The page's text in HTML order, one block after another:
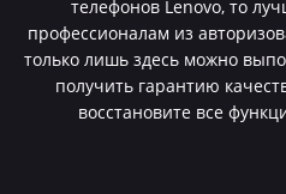
телефонов Lenovo, то
профессионалам из
только лишь здесь можно
получить гарантию
восстановите все